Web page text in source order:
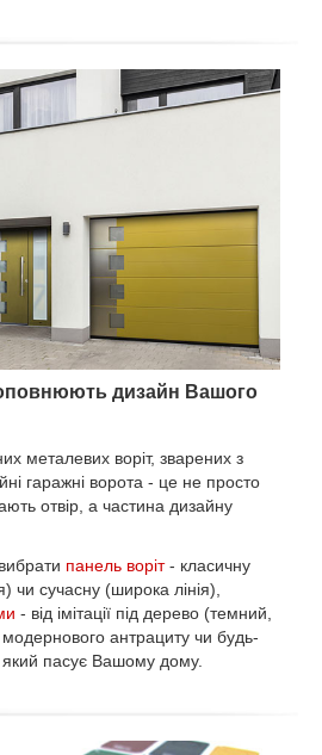
дизайн Вашого
металевих воріт, зварених з
гаражні ворота - це не просто
отвір, а частина дизайну
панель воріт- класичну
чи сучасну (широка лінія),
- від імітації під дерево (темний,
антрациту чи будь-
який пасує Вашому дому.